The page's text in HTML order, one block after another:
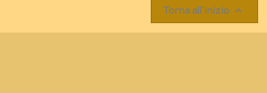
Torna all'inizio 